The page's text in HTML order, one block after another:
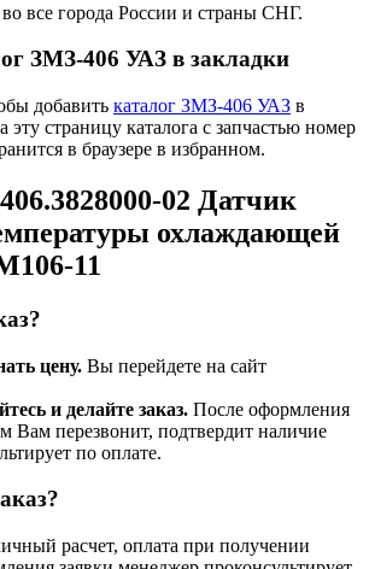
все города России и страны СНГ.
ЗМЗ-406 УАЗ в закладки
добавить каталог ЗМЗ-406 УАЗ в
эту страницу каталога с запчастью номер
в браузере в избранном.
02 Датчик
охлаждающей
11
цену. Вы перейдете на сайт
и делайте заказ. После оформления
Вам перезвонит, подтвердит наличие
по оплате.
расчет, оплата при получении